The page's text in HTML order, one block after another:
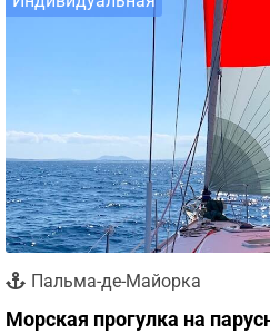
Пальма-де-Майорка
Морская прогулка на